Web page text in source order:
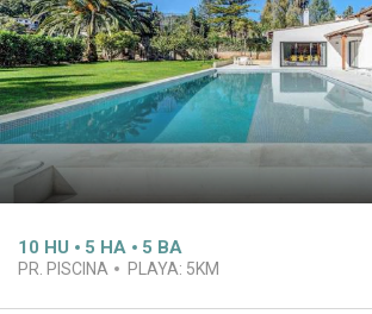
10 HU 5 HA 5 BA
PR. PISCINA PLAYA: 5KM